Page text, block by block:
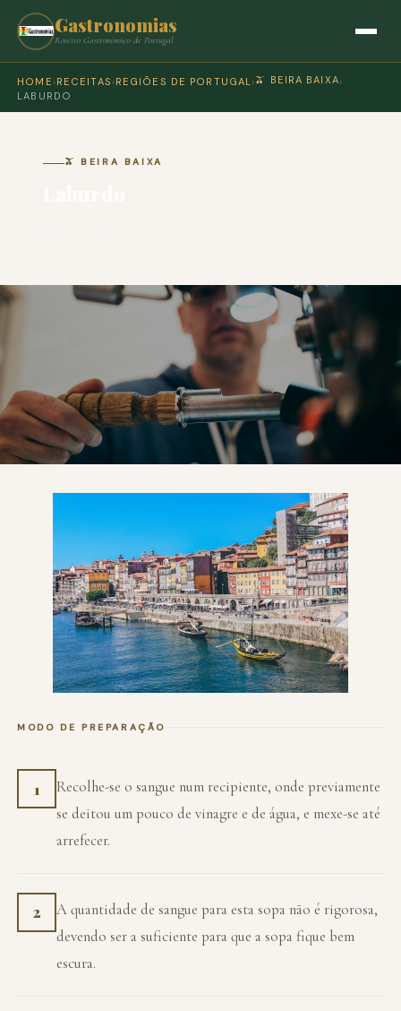
Gastronomias
Roteiro Gastronómico de Portugal
HOME › RECEITAS › REGIÕES DE PORTUGAL › 🫒 BEIRA BAIXA›
LABURDO
🫒 BEIRA BAIXA
MODO DE PREPARAÇÃO
1
Recolhe-se o sangue num recipiente, onde previamente
se deitou um pouco de vinagre e de água, e mexe-se até
arrefecer.
2
A quantidade de sangue para esta sopa não é rigorosa,
devendo ser a suficiente para que a sopa fique bem
escura.